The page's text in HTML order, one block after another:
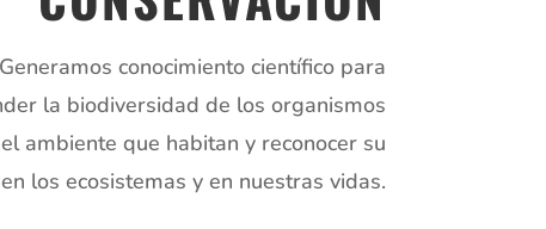
Generamos conocimiento científico para
la biodiversidad de los organismos
ambiente que habitan y reconocer su
los ecosistemas y en nuestras vidas.